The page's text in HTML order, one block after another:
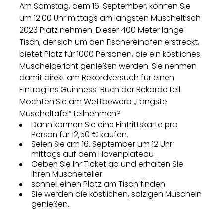
Am Samstag, dem 16. September, können Sie
um 12:00 Uhr mittags am längsten Muscheltisch
2023 Platz nehmen. Dieser 400 Meter lange
Tisch, der sich um den Fischereihafen erstreckt,
bietet Platz für 1000 Personen, die ein köstliches
Muschelgericht genießen werden. Sie nehmen
damit direkt am Rekordversuch für einen
Eintrag ins Guinness-Buch der Rekorde teil.
Möchten Sie am Wettbewerb „Längste
Muscheltafel“ teilnehmen?
Dann können Sie eine Eintrittskarte pro
Person für 12,50 € kaufen.
Seien Sie am 16. September um 12 Uhr
mittags auf dem Havenplateau
Geben Sie Ihr Ticket ab und erhalten Sie
Ihren Muschelteller
schnell einen Platz am Tisch finden
Sie werden die köstlichen, salzigen Muscheln
genießen.